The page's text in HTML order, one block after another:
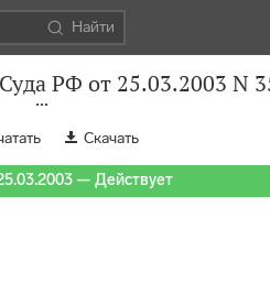
Найти
РФ от 25.03.2003 N
Скачать
— Действует